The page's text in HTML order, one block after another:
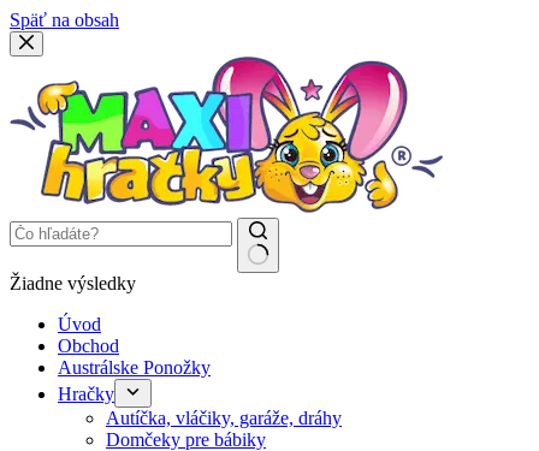
Späť na obsah
Žiadne výsledky
Úvod
Obchod
Austrálske Ponožky
Hračky
Autíčka, vláčiky, garáže, dráhy
Domčeky pre bábiky